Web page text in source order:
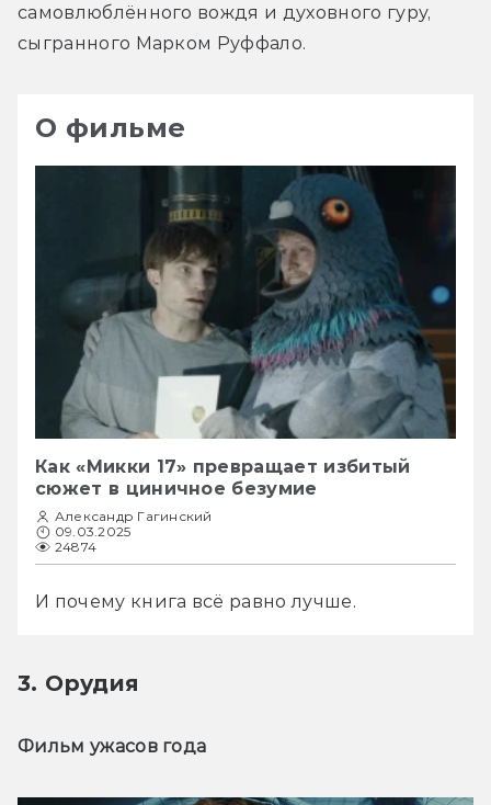
самовлюблённого вождя и духовного гуру,
сыгранного Марком Руффало.
О фильме
Как «Микки 17» превращает избитый
сюжет в циничное безумие
Александр Гагинский
09.03.2025
24874
И почему книга всё равно лучше.
3. Орудия
Фильм ужасов года